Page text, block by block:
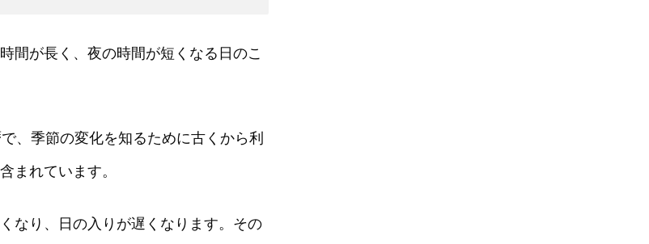
間が長く、夜の時間が短くなる日のこ
、季節の変化を知るために古くから利
まれています。
なり、日の入りが遅くなります。その